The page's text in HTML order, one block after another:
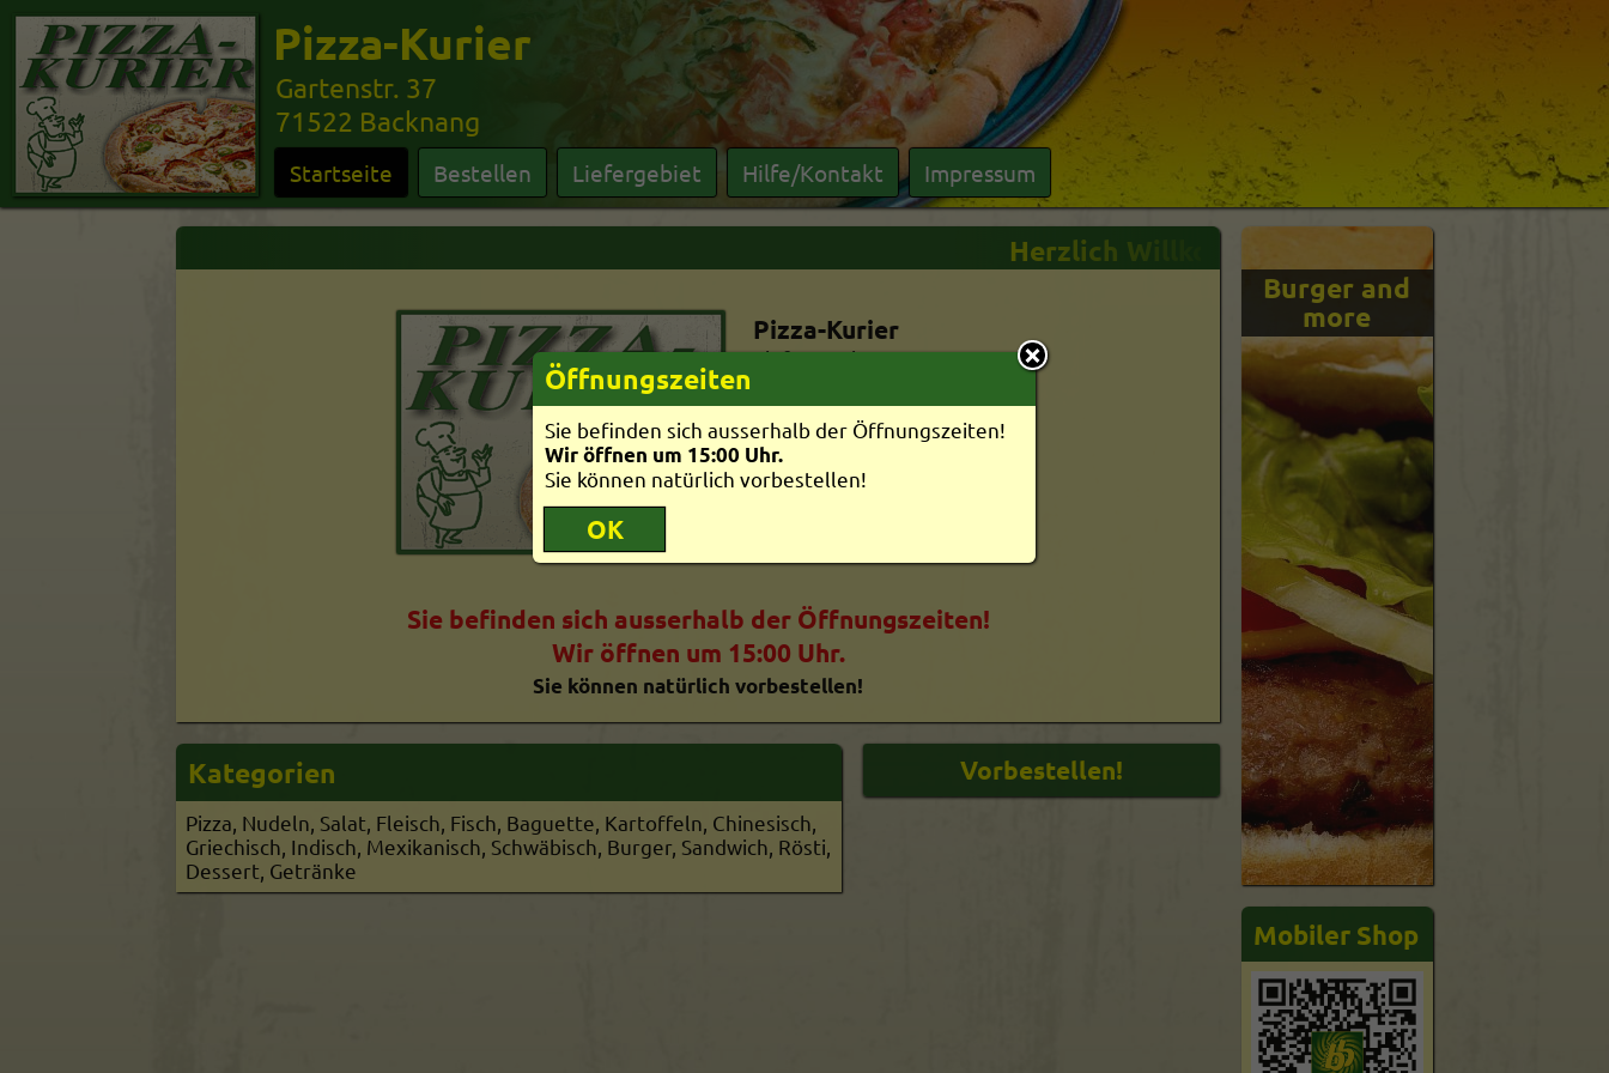
Öffnungszeiten
Sie befinden sich ausserhalb der Öffnungszeiten!
Wir öffnen um 15:00 Uhr.
Sie können natürlich vorbestellen!
Pizza-Kurier
Gartenstr. 37
71522 Backnang
Startseite Bestellen Liefergebiet Hilfe/Kontakt Impressum
Burger and
more
Mobiler Shop
Herzlich Willkommen in unserem
Pizza-Kurier
Lieferservice
71522Backnang
Tel. 07191-1533
Öffnungszeiten
Sie befinden sich ausserhalb der Öffnungszeiten!
Wir öffnen um 15:00 Uhr.
Sie können natürlich vorbestellen!
Kategorien
Pizza, Nudeln, Salat, Fleisch, Fisch, Baguette, Kartoffeln, Chinesisch,
Griechisch, Indisch, Mexikanisch, Schwäbisch, Burger, Sandwich, Rösti,
Dessert, Getränke